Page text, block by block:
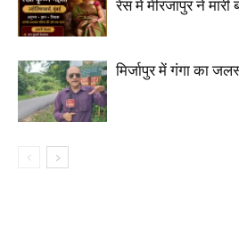
रेस में मीरजापुर ने मारी
मिर्जापुर में गंगा का